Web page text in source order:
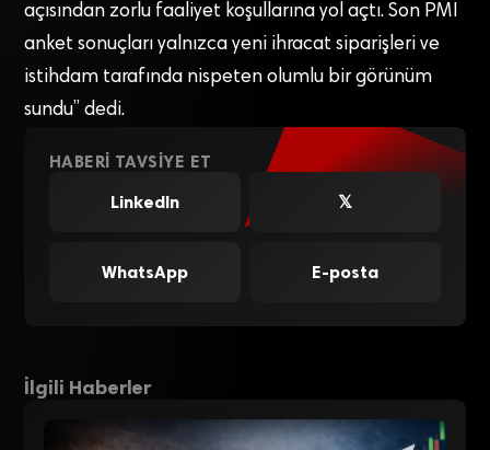
açısından zorlu faaliyet koşullarına yol açtı. Son PMI
anket sonuçları yalnızca yeni ihracat siparişleri ve
istihdam tarafında nispeten olumlu bir görünüm
sundu” dedi.
HABERI TAVSIYE ET
LinkedIn
𝕏
WhatsApp E-posta
İlgili Haberler